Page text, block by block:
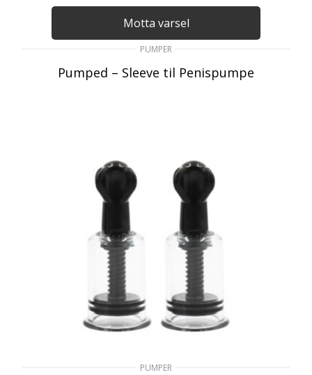
Motta varsel
PUMPER
Pumped – Sleeve til Penispumpe
PUMPER